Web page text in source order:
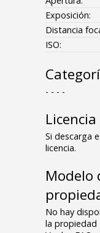
Exposición:
Distancia
ISO:
- - - -
Si descarga
licencia.
Modelo
No hay
la propiedad